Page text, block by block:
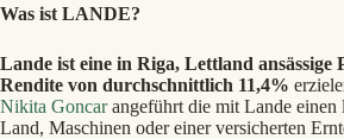
Was ist LANDE?
Lande ist eine in Riga, Lettland ansässige
Rendite von durchschnittlich 11,4%
Nikita Goncarangeführt die mit Lande einen
Land, Maschinen oder einer versicherten